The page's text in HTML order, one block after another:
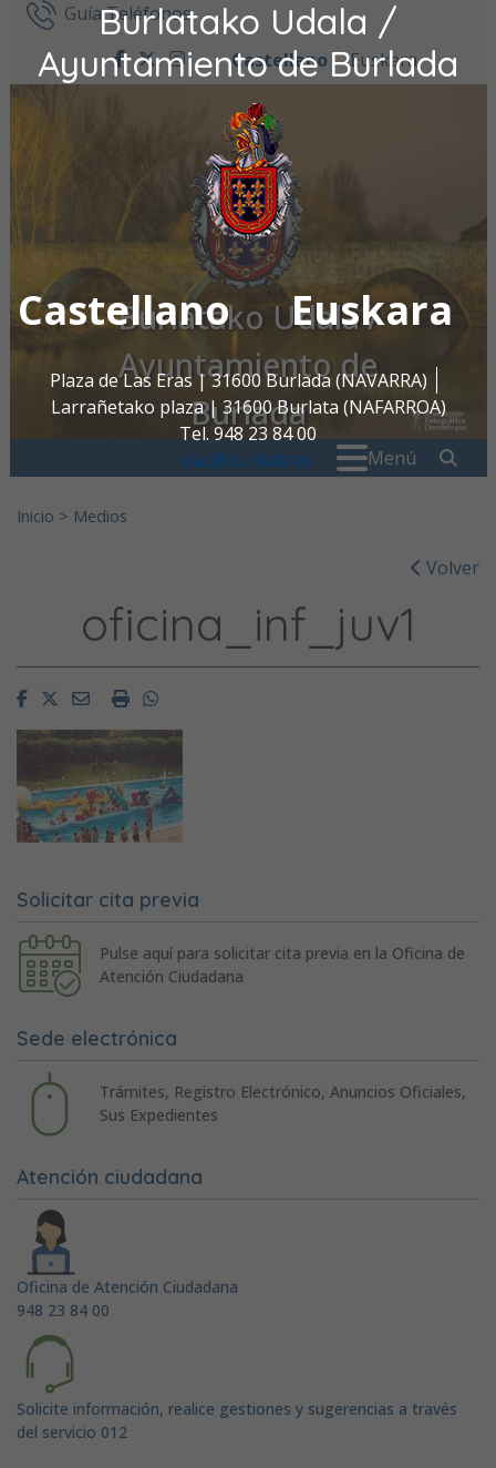
Burlatako Udala /
Ayuntamiento de Burlada
Castellano Euskara
Plaza de Las Eras | 31600 Burlada (NAVARRA)
Larrañetako plaza | 31600 Burlata (NAFARROA)
Tel. 948 23 84 00
oac@burlada.es
Ir al contenidoGuía Teléfonos
facebook
twitter
instagram
Castellano Euskara
Burlatako Udala /
Ayuntamiento de
Burlada
Menú
Inicio > Medios
Volver
oficina_inf_juv1
FacebookTwitterEmailImprimirWhatsapp
Solicitar cita previa
Pulse aquí para solicitar cita previa en la Oficina de
Atención Ciudadana
Sede electrónica
Trámites, Registro Electrónico, Anuncios Oficiales,
Sus Expedientes
Atención ciudadana
Oficina de Atención Ciudadana
948 23 84 00
Solicite información, realice gestiones y sugerencias a través
del servicio 012